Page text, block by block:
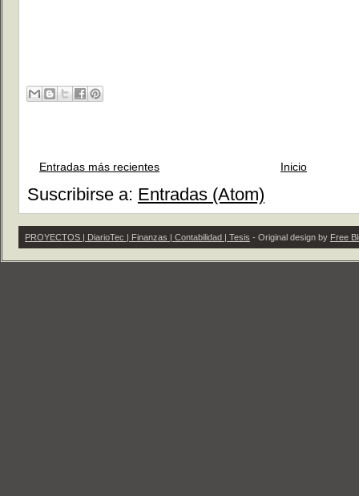
Entradas más recientes Inicio
Suscribirse a: Entradas (Atom)
PROYECTOS | DiarioTec | Finanzas | Contabilidad | Tesis - Original design by Free